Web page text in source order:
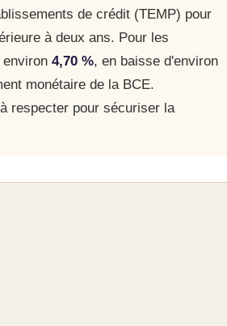
de crédit (TEMP) pour
à deux ans. Pour les
environ4,70 %, en baisse d'environ
monétaire de la BCE.
respecter pour sécuriser la